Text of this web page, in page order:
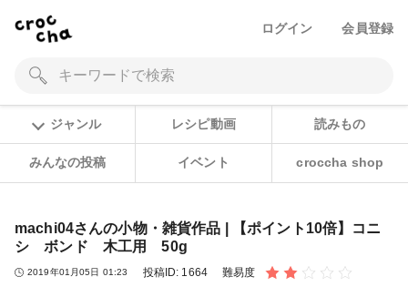
ログイン 会員登録
ジャンル レシピ動画 読みもの
みんなの投稿 イベント croccha shop
machi04さんの小物・雑貨作品 | 【ポイント10倍】コニ
シ ボンド 木工用 50g
2019年01月05日 01:23 投稿ID: 1664 難易度